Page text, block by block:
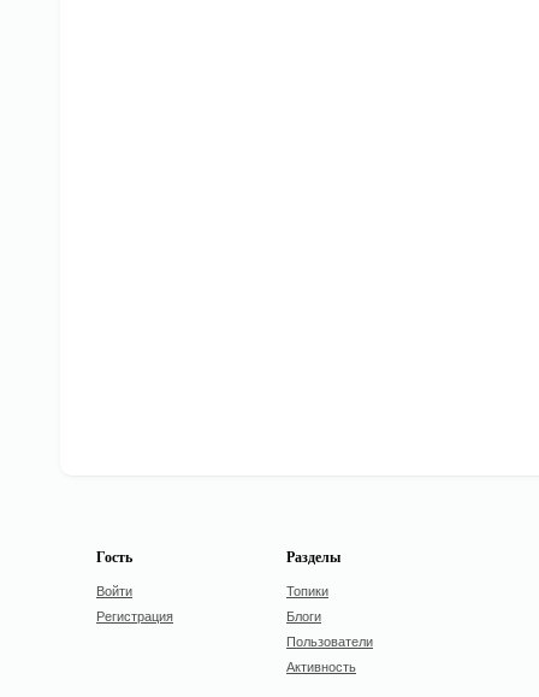
Гость
Войти
Регистрация
Разделы
Топики
Блоги
Пользователи
Активность